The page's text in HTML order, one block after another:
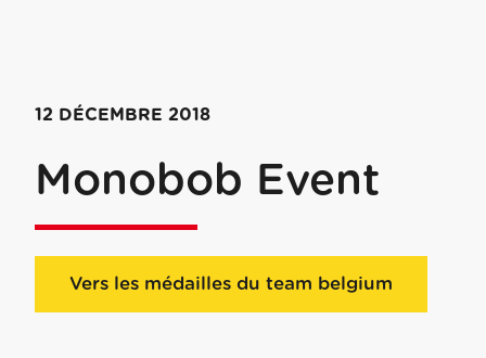
12 DÉCEMBRE 2018
Monobob Event
Vers les médailles du team belgium